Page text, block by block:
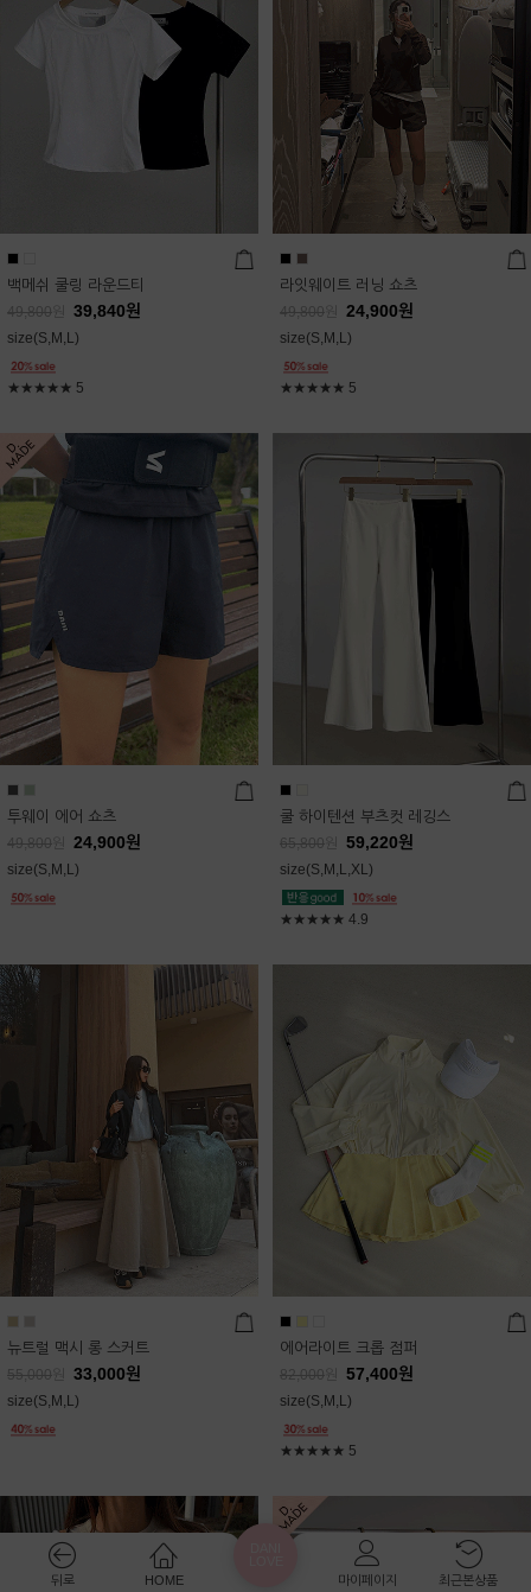
백메쉬 쿨링 라운드티
49,800 39,840원
size(S,M,L)
★★★★★ 5
라잇웨이트 러닝 쇼츠
49,800 24,900원
size(S,M,L)
★★★★★ 5
투웨이 에어 쇼츠
49,800 24,900원
size(S,M,L)
쿨 하이텐션 부츠컷 레깅스
65,800 59,220원
size(S,M,L,XL)
★★★★★ 4.9
뉴트럴 맥시 롱 스커트
55,000 33,000원
size(S,M,L)
에어라이트 크롭 점퍼
82,000 57,400원
size(S,M,L)
★★★★★ 5
뒤로 HOME
마이페이지
최근본상품